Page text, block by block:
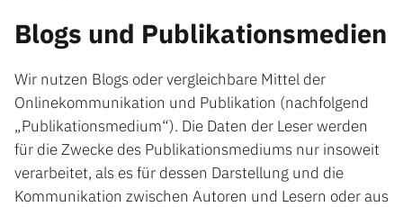
Blogs und Publikationsmedien
Wir nutzen Blogs oder vergleichbare Mittel der
Onlinekommunikation und Publikation (nachfolgend
„Publikationsmedium“). Die Daten der Leser werden
für die Zwecke des Publikationsmediums nur insoweit
verarbeitet, als es für dessen Darstellung und die
Kommunikation zwischen Autoren und Lesern oder aus